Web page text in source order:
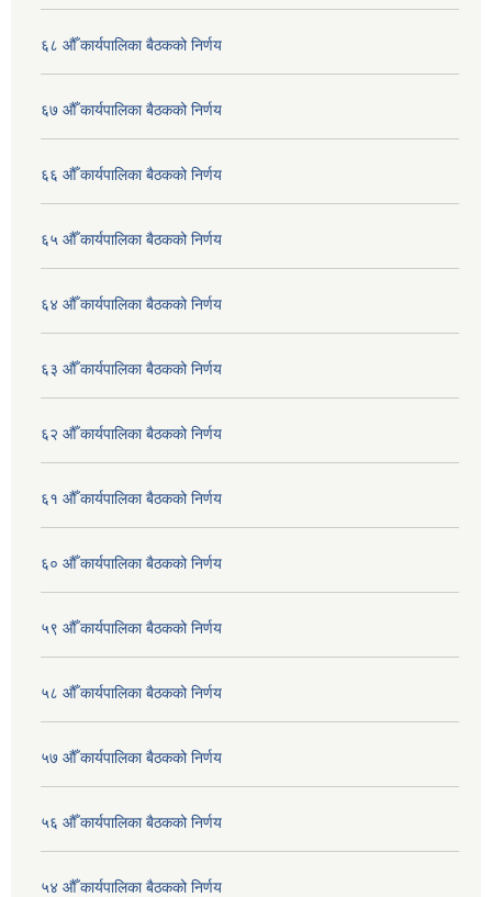
६८ औँ कार्यपालिका बैठकको निर्णय
६७ औँ कार्यपालिका बैठकको निर्णय
६६ औँ कार्यपालिका बैठकको निर्णय
६५ औँ कार्यपालिका बैठकको निर्णय
६४ औँ कार्यपालिका बैठकको निर्णय
६३ औँ कार्यपालिका बैठकको निर्णय
६२ औँ कार्यपालिका बैठकको निर्णय
६१ औँ कार्यपालिका बैठकको निर्णय
६० औँ कार्यपालिका बैठकको निर्णय
५९ औँ कार्यपालिका बैठकको निर्णय
५८ औँ कार्यपालिका बैठकको निर्णय
५७ औँ कार्यपालिका बैठकको निर्णय
५६ औँ कार्यपालिका बैठकको निर्णय
५४ औँ कार्यपालिका बैठकको निर्णय